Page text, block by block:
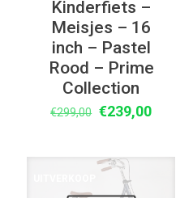
Kinderfiets –
Meisjes – 16
inch – Pastel
Rood – Prime
Collection
€299,00 Oorspronkelijke
€299,00.
€239,00Huidige